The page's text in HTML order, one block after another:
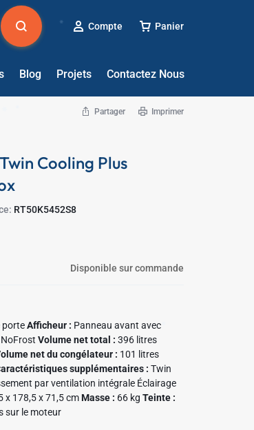
Compte Panier
Blog Projets Contactez Nous
Partager Imprimer
Cooling Plus
RT50K5452S8
Disponible sur commande
porteAfficheur : Panneau avant avec
NoFrostVolume net total : 396 litres
net du congélateur : 101 litres
supplémentaires : Twin
par ventilation intégrale Éclairage
x 178,5 x 71,5 cmMasse : 66 kgTeinte :
sur le moteur
✱